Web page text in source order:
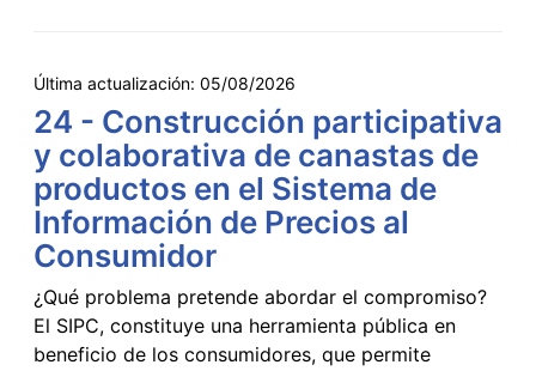
Última actualización: 05/08/2026
24 - Construcción participativa
y colaborativa de canastas de
productos en el Sistema de
Información de Precios al
Consumidor
¿Qué problema pretende abordar el compromiso?
El SIPC, constituye una herramienta pública en
beneficio de los consumidores, que permite